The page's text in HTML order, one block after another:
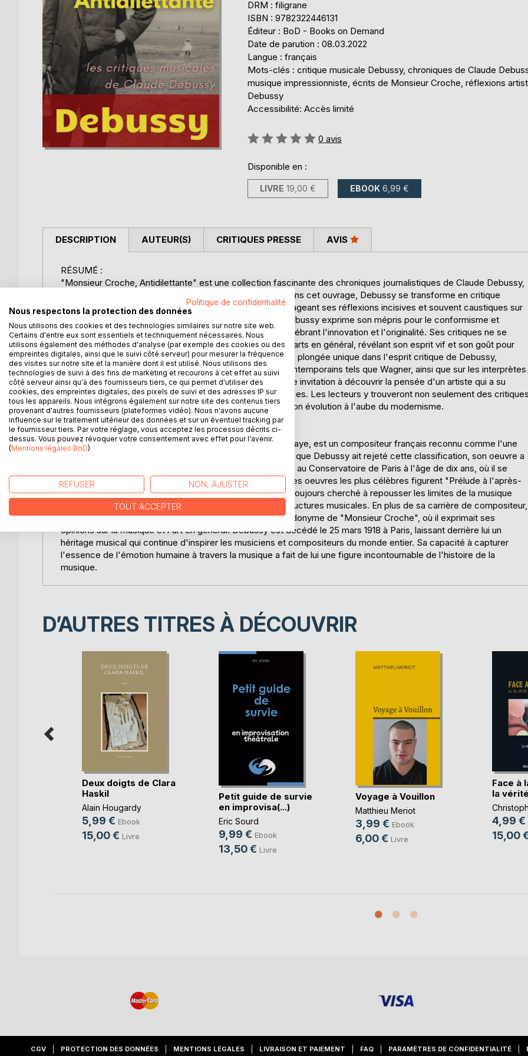
DRM : filigrane
ISBN : 9782322446131
Éditeur : BoD - Books on Demand
Date de parution : 08.03.2022
Langue : français
Mots-clés : critique musicale Debussy, chroniques de Claude
musique impressionniste, écrits de Monsieur Croche, réflexions
Debussy
Accessibilité: Accès limité
Évaluation:
0 avis
Disponible en :
LIVRE 19,00 € EBOOK 6,99 €
DESCRIPTION
RÉSUMÉ :
"Monsieur Croche, Antidilettante" est une collection fascinante des chroniques journalistiques de Claude Debussy,
l'un des compositeurs les plus influents du XXe siècle. Dans cet ouvrage, Debussy se transforme en critique
musical sous le pseudonyme de "Monsieur Croche", partageant ses réflexions incisives et souvent caustiques sur
le monde musical de son époque. À travers ses écrits, Debussy exprime son mépris pour le conformisme et
l'académisme qui dominent la scène musicale, tout en célébrant l'innovation et l'originalité. Ses critiques ne se
limitent pas à la musique, mais s'étendent également aux arts en général, révélant son esprit vif et son goût pour
l'avant-garde. "Monsieur Croche, Antidilettante" offre une plongée unique dans l'esprit critique de Debussy,
mettant en lumière ses opinions sur des compositeurs contemporains tels que Wagner, ainsi que sur les interprètes
et les institutions musicales de son temps. Ce livre est une invitation à découvrir la pensée d'un artiste qui a su
marquer son époque par sa musique et ses idées novatrices. Les lecteurs y trouveront non seulement des
musicales, mais aussi une réflexion profonde sur l'art et son évolution à l'aube du modernisme.
L'AUTEUR :
Claude Debussy, né le 22 août 1862 à Saint-Germain-en-Laye, est un compositeur français reconnu comme l'une
des figures majeures de la musique impressionniste. Bien que Debussy ait rejeté cette classification, son oeuvre a
profondément influencé la musique du XXe siècle. Il entre au Conservatoire de Paris à l'âge de dix ans, où il se
distingue rapidement par son talent exceptionnel. Parmi ses oeuvres les plus célèbres figurent "Prélude à l'après-
midi d'un faune", "La Mer" et "Clair de Lune". Debussy a toujours cherché à repousser les limites de la musique
traditionnelle, expérimentant avec les harmonies et les structures musicales. En plus de sa carrière de compositeur,
il a écrit de nombreuses critiques musicales sous le pseudonyme de "Monsieur Croche", où il exprimait ses
opinions sur la musique et l'art en général. Debussy est décédé le 25 mars 1918 à Paris, laissant derrière lui un
héritage musical qui continue d'inspirer les musiciens et compositeurs du monde entier. Sa capacité à capturer
l'essence de l'émotion humaine à travers la musique a fait de lui une figure incontournable de l'histoire de la
musique.
AUTEUR(S) CRITIQUES PRESSE AVIS
D’AUTRES TITRES À DÉCOUVRIR
Deux doigts de Clara
Haskil
Alain Hougardy
5,99 € Ebook
15,00 € Livre
Petit guide de survie
en improvisa(...)
Eric Sourd
9,99 € Ebook
13,50 € Livre
Voyage à Vouillon
Matthieu Meriot
3,99 € Ebook
6,00 € Livre
Face à
la
4,99 €
15,00
CGV PROTECTION DES DONNÉES MENTIONS LÉGALES LIVRAISON ET PAIEMENT FAQ PARAMÈTRES DE CONFIDENTIALITÉ
Politique de confidentialité
Nous respectons la protection des données
Nous utilisons des cookies et des technologies similaires sur notre site web.
Certains d'entre eux sont essentiels et techniquement nécessaires. Nous
utilisons également des méthodes d'analyse (par exemple des cookies ou des
empreintes digitales, ainsi que le suivi côté serveur) pour mesurer la fréquence
des visites sur notre site et la manière dont il est utilisé. Nous utilisons des
technologies de suivi à des fins de marketing et recourons à cet effet au suivi
côté serveur ainsi qu'à des fournisseurs tiers, ce qui permet d'utiliser des
cookies, des empreintes digitales, des pixels de suivi et des adresses IP sur
tous les appareils. Nous intégrons également sur notre site des contenus tiers
provenant d'autres fournisseurs (plateformes vidéo). Nous n'avons aucune
influence sur le traitement ultérieur des données et sur un éventuel tracking par
le fournisseur tiers. Par votre réglage, vous acceptez les processus décrits ci-
dessus. Vous pouvez révoquer votre consentement avec effet pour l'avenir.
(Mentions légales BoD)
REFUSER NON, AJUSTER
TOUT ACCEPTER